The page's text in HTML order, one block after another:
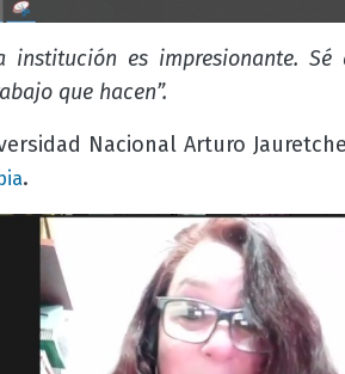
institución es impresionante.
que hacen”.
Nacional Arturo
.